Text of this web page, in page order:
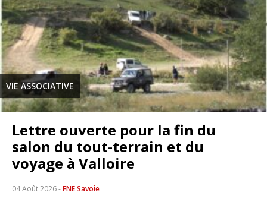
VIE ASSOCIATIVE
Lettre ouverte pour la fin du
salon du tout-terrain et du
voyage à Valloire
04 Août 2026-FNE Savoie